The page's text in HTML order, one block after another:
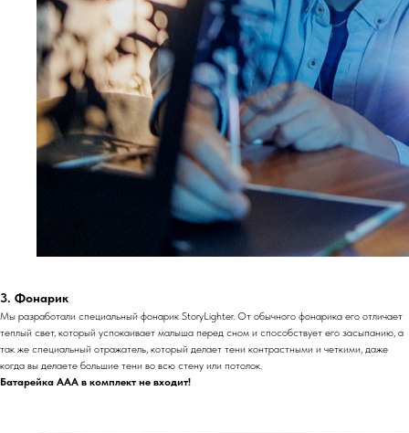
3. Фонарик
Мы разработали специальный фонарик StoryLighter. От обычного фонарика его отличает
теплый свет, который успокаивает малыша перед сном и способствует его засыпанию, а
так же специальный отражатель, который делает тени контрастными и четкими, даже
когда вы делаете большие тени во всю стену или потолок.
Батарейка ААА в комплект не входит!